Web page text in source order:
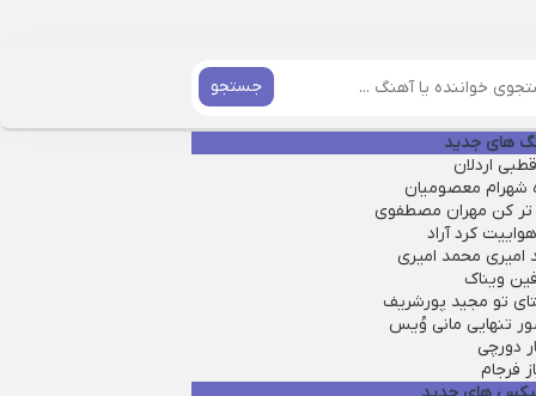
جستجو
های جدید
اردلان
شهرام معصومیان
کن مهران مصطفوی
کرد آراد
امیری محمد امیری
ویناک
تو مجید پورشریف
تنهایی مانی وُیس
دورچی
فرجام